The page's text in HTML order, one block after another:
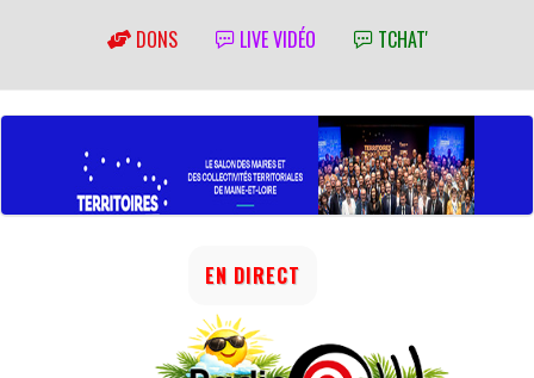
DONS LIVE VIDÉO TCHAT'
EN DIRECT